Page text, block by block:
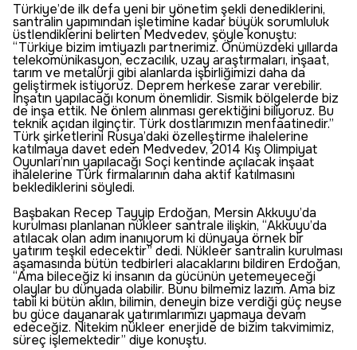
Türkiye’de ilk defa yeni bir yönetim şekli denediklerini,
santralin yapımından işletimine kadar büyük sorumluluk
üstlendiklerini belirten Medvedev, şöyle konuştu:
“Türkiye bizim imtiyazlı partnerimiz. Önümüzdeki yıllarda
telekomünikasyon, eczacılık, uzay araştırmaları, inşaat,
tarım ve metalürji gibi alanlarda işbirliğimizi daha da
geliştirmek istiyoruz. Deprem herkese zarar verebilir.
İnşatın yapılacağı konum önemlidir. Sismik bölgelerde biz
de inşa ettik. Ne önlem alınması gerektiğini biliyoruz. Bu
teknik açıdan ilginçtir. Türk dostlarımızın menfaatinedir.”
Türk şirketlerini Rusya’daki özelleştirme ihalelerine
katılmaya davet eden Medvedev, 2014 Kış Olimpiyat
Oyunları’nın yapılacağı Soçi kentinde açılacak inşaat
ihalelerine Türk firmalarının daha aktif katılmasını
beklediklerini söyledi.
Başbakan Recep Tayyip Erdoğan, Mersin Akkuyu’da
kurulması planlanan nükleer santrale ilişkin, “Akkuyu’da
atılacak olan adım inanıyorum ki dünyaya örnek bir
yatırım teşkil edecektir” dedi. Nükleer santralin kurulması
aşamasında bütün tedbirleri alacaklarını bildiren Erdoğan,
“Ama bileceğiz ki insanın da gücünün yetemeyeceği
olaylar bu dünyada olabilir. Bunu bilmemiz lazım. Ama biz
tabii ki bütün aklın, bilimin, deneyin bize verdiği güç neyse
bu güce dayanarak yatırımlarımızı yapmaya devam
edeceğiz. Nitekim nükleer enerjide de bizim takvimimiz,
süreç işlemektedir” diye konuştu.